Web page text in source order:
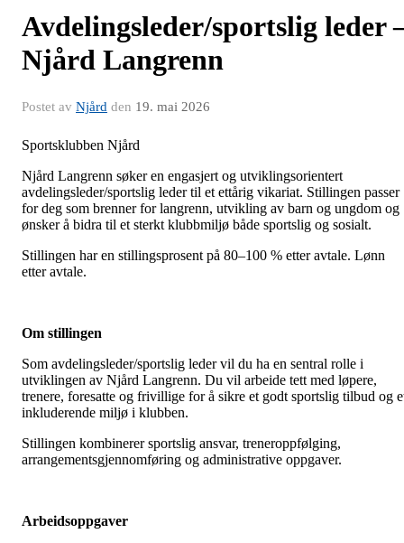
Avdelingsleder/sportslig leder
Njård Langrenn
Postet av Njård den 19. mai 2026
Sportsklubben Njård
Njård Langrenn søker en engasjert og utviklingsorientert
avdelingsleder/sportslig leder til et ettårig vikariat. Stillingen passer
for deg som brenner for langrenn, utvikling av barn og ungdom og
ønsker å bidra til et sterkt klubbmiljø både sportslig og sosialt.
Stillingen har en stillingsprosent på 80–100 % etter avtale. Lønn
etter avtale.
Om stillingen
Som avdelingsleder/sportslig leder vil du ha en sentral rolle i
utviklingen av Njård Langrenn. Du vil arbeide tett med løpere,
trenere, foresatte og frivillige for å sikre et godt sportslig tilbud og
inkluderende miljø i klubben.
Stillingen kombinerer sportslig ansvar, treneroppfølging,
arrangementsgjennomføring og administrative oppgaver.
Arbeidsoppgaver